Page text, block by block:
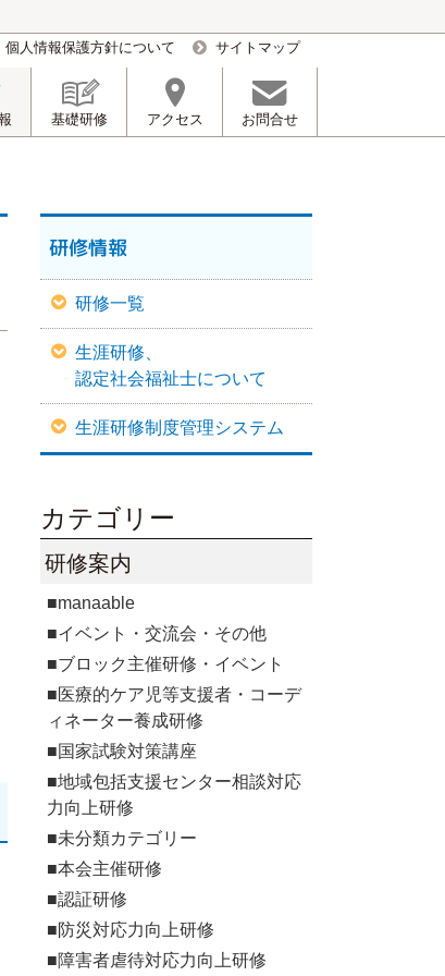
個人情報保護方針について サイトマップ
基礎研修 アクセス お問合せ
研修情報
研修一覧
生涯研修、
認定社会福祉士について
生涯研修制度管理システム
カテゴリー
研修案内
■manaable
■イベント・交流会・その他
■ブロック主催研修・イベント
■医療的ケア児等支援者・コーデ
ィネーター養成研修
■国家試験対策講座
■地域包括支援センター相談対応
力向上研修
■未分類カテゴリー
■本会主催研修
■認証研修
■防災対応力向上研修
■障害者虐待対応力向上研修